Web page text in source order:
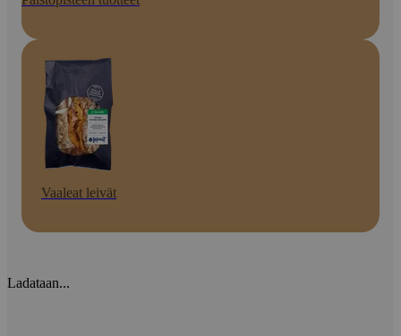
Vaaleat leivät
Ladataan...